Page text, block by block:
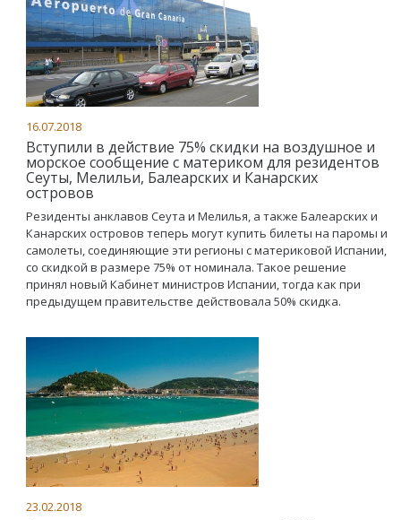
16.07.2018
Вступили в действие 75% скидки на воздушное и
морское сообщение с материком для резидентов
Сеуты, Мелильи, Балеарских и Канарских
островов
Резиденты анклавов Сеута и Мелилья, а также Балеарских и
Канарских островов теперь могут купить билеты на паромы и
самолеты, соединяющие эти регионы с материковой Испании,
со скидкой в размере 75% от номинала. Такое решение
принял новый Кабинет министров Испании, тогда как при
предыдущем правительстве действовала 50% скидка.
23.02.2018